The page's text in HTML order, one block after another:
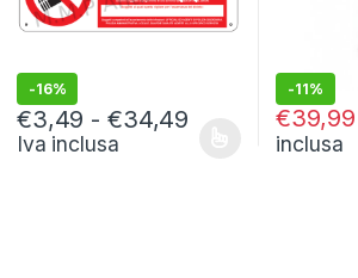
-16%
€3,49 - €34,49 Fascia di
Iva inclusa
Questo prodotto ha più varianti. Le opzioni
-11%
€39,99
44,99
inclusa